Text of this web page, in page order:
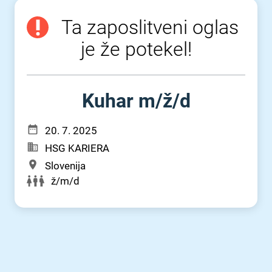
Ta zaposlitveni oglas
je že potekel!
Kuhar m⁠/⁠ž⁠/⁠d
20. 7. 2025
HSG KARIERA
Slovenija
ž/m/d